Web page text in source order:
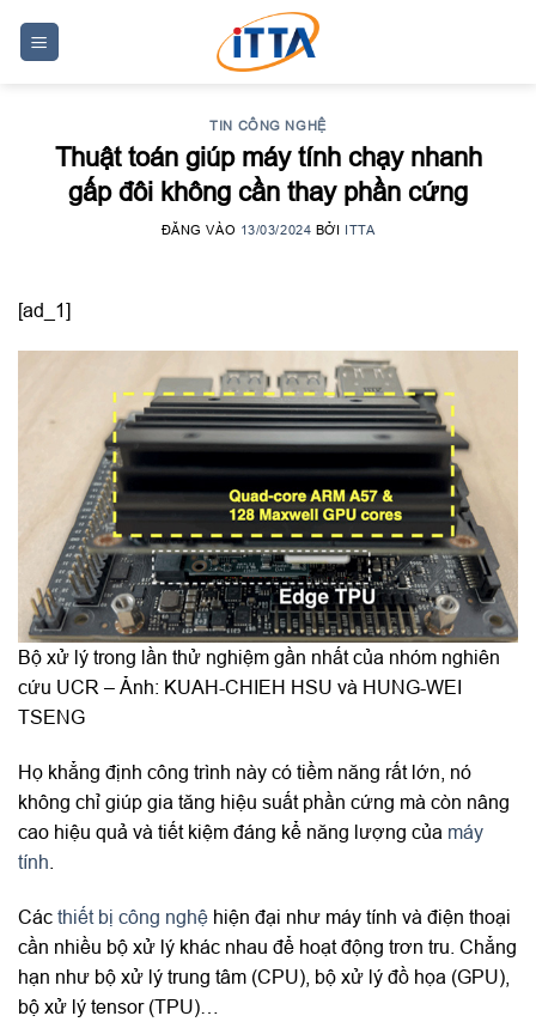
TIN CÔNG NGHỆ
Thuật toán giúp máy tính chạy nhanh
gấp đôi không cần thay phần cứng
ĐĂNG VÀO 13/03/2024 BỞI ITTA
[ad_1]
Bộ xử lý trong lần thử nghiệm gần nhất của nhóm nghiên
cứu UCR – Ảnh: KUAH-CHIEH HSU và HUNG-WEI
TSENG
Họ khẳng định công trình này có tiềm năng rất lớn, nó
không chỉ giúp gia tăng hiệu suất phần cứng mà còn nâng
cao hiệu quả và tiết kiệm đáng kể năng lượng của máy
tính
Các thiết bị công nghệ hiện đại như máy tính và điện thoại
cần nhiều bộ xử lý khác nhau để hoạt động trơn tru. Chẳng
hạn như bộ xử lý trung tâm (CPU), bộ xử lý đồ họa (GPU),
bộ xử lý tensor (TPU)…